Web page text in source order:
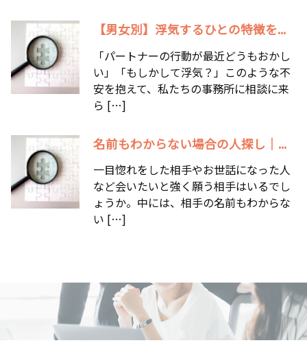
【男女別】浮気するひとの特徴を...
「パートナーの行動が最近どうもおかし
い」「もしかして浮気？」このような不
安を抱えて、私たちの事務所に相談に来
ら […]
名前もわからない場合の人探し｜...
一目惚れをした相手やお世話になった人
など会いたいと強く願う相手はいるでし
ょうか。中には、相手の名前もわからな
い […]